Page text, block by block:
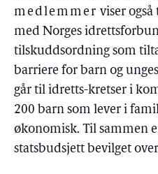
medlemmer viser
med Norges
tilskuddsordning som
barriere for barn og
går til idretts-kretser i
200 barn som lever i
økonomisk. Til sammen
statsbudsjett bevilget